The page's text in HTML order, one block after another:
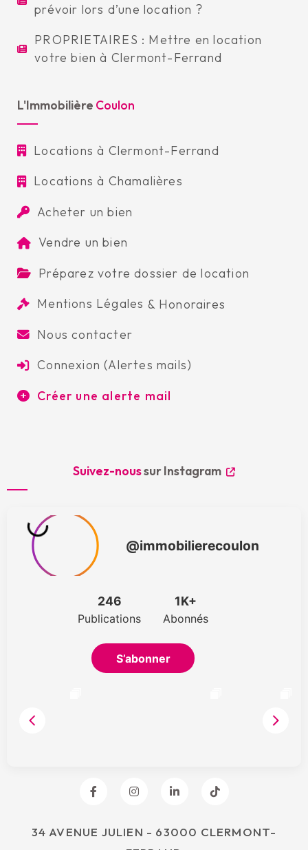
prévoir lors d’une location ?
PROPRIETAIRES : Mettre en location
votre bien à Clermont-Ferrand
L'Immobilière Coulon
Locations à Clermont-Ferrand
Locations à Chamalières
Acheter un bien
Vendre un bien
Préparez votre dossier de location
Mentions Légales & Honoraires
Nous contacter
Connexion (Alertes mails)
Créer une alerte mail
Suivez-noussur Instagram
34 AVENUE JULIEN - 63000 CLERMONT-